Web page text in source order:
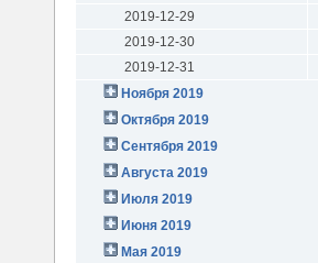
2019-12-29
2019-12-30
2019-12-31
Ноября 2019
Октября 2019
Сентября 2019
Августа 2019
Июля 2019
Июня 2019
Мая 2019